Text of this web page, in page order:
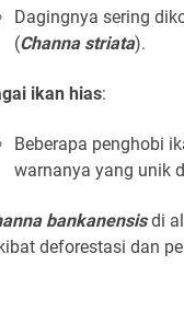
Dagingnya sering
(Channa striata).
ikan hias:
Beberapa penghobi
warnanya yang unik
bankanensisdi
deforestasi dan